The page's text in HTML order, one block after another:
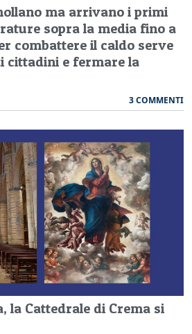
ma arrivano i primi
sopra la media fino a
combattere il caldo serve
cittadini e fermare la
3 COMMENTI
la Cattedrale di Crema si